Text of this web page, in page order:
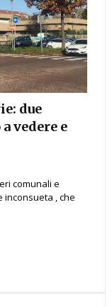
due
vedere e
comunali e
, che